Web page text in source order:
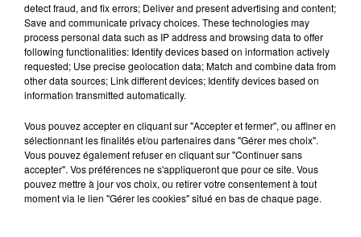
detect fraud, and fix errors; Deliver and present advertising and content;
Save and communicate privacy choices. These technologies may
process personal data such as IP address and browsing data to offer
following functionalities: Identify devices based on information actively
requested; Use precise geolocation data; Match and combine data from
other data sources; Link different devices; Identify devices based on
information transmitted automatically.
Vous pouvez accepter en cliquant sur "Accepter et fermer", ou affiner en
sélectionnant les finalités et/ou partenaires dans "Gérer mes choix".
Vous pouvez également refuser en cliquant sur "Continuer sans
accepter". Vos préférences ne s'appliqueront que pour ce site. Vous
pouvez mettre à jour vos choix, ou retirer votre consentement à tout
moment via le lien "Gérer les cookies" situé en bas de chaque page.